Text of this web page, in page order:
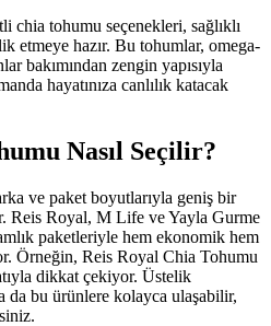
chia tohumu seçenekleri, sağlıklı
etmeye hazır. Bu tohumlar, omega-
bakımından zengin yapısıyla
hayatınıza canlılık katacak
Nasıl Seçilir?
ve paket boyutlarıyla geniş bir
Reis Royal, M Life ve Yayla Gurme
paketleriyle hem ekonomik hem
Örneğin, Reis Royal Chia Tohumu
dikkat çekiyor. Üstelik
da bu ürünlere kolayca ulaşabilir,